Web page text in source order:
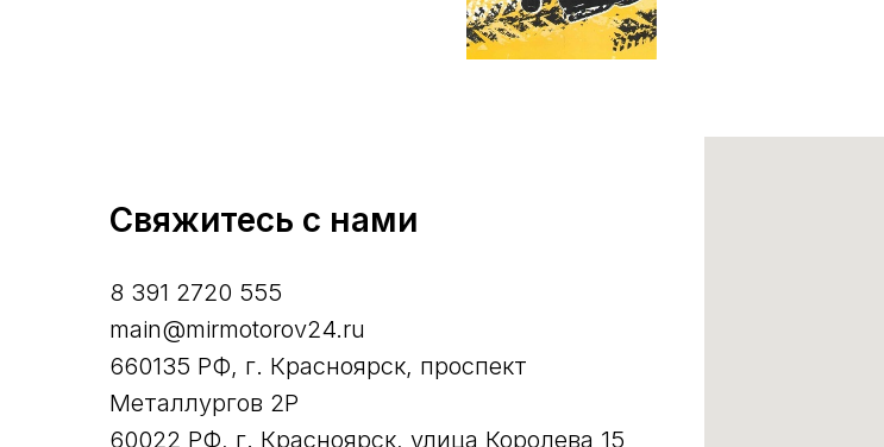
Свяжитесь с нами
8 391 2720 555
main@mirmotorov24.ru
660135 РФ, г. Красноярск, проспект
Металлургов 2Р
60022 РФ, г. Красноярск, улица Королева 15